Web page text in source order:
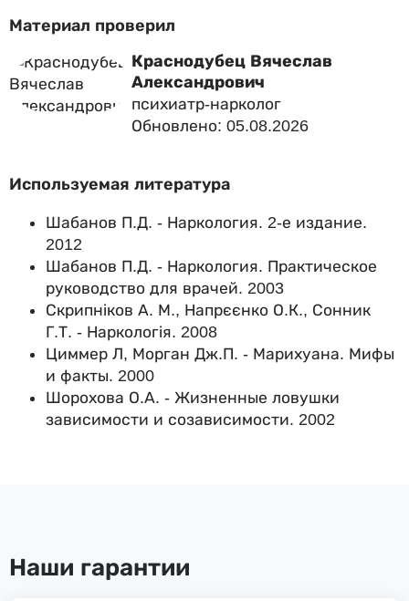
Материал проверил
Краснодубец Вячеслав
Александрович
психиатр-нарколог
Обновлено: 05.08.2026
Используемая литература
Шабанов П.Д. - Наркология. 2-е издание.
2012
Шабанов П.Д. - Наркология. Практическое
руководство для врачей. 2003
Скрипніков А. М., Напрєєнко О.К., Сонник
Г.Т. - Наркологія. 2008
Циммер Л, Морган Дж.П. - Марихуана. Мифы
и факты. 2000
Шорохова О.А. - Жизненные ловушки
зависимости и созависимости. 2002
Наши гарантии